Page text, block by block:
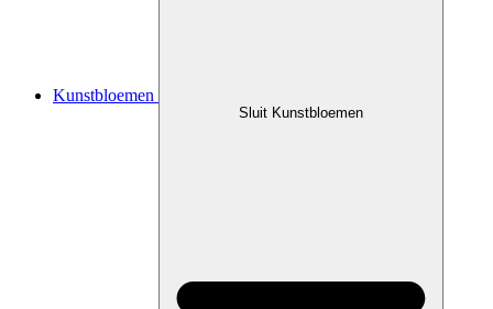
Kunstbloemen
Sluit Kunstbloemen